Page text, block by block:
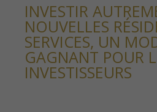
INVESTIR
NOUVELLES
SERVICES, UN
GAGNANT POUR
INVESTISSEURS